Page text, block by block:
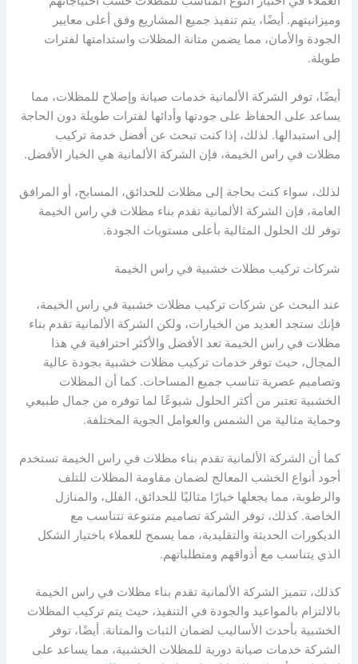
وميزانيتهم. أيضًا، يتم تنفيذ جميع المشاريع وفق أعلى معايير
الجودة والأمان، مما يضمن متانة المظلات واستدامتها لفترات
طويلة.
أيضًا، توفر الشركة الألمانية خدمات صيانة وإصلاح للمظلات، مما
يساعد على الحفاظ على جودتها وأدائها لفترات طويلة دون الحاجة
إلى استبدالها. لذلك، إذا كنت تبحث عن أفضل خدمة تركيب
مظلات في راس الخيمة، فإن الشركة الألمانية هي الخيار الأفضل.
لذلك، سواء كنت بحاجة إلى مظلات للحدائق، المسابح، أو المرافق
العامة، فإن الشركة الألمانية تقدم بناء مظلات في راس الخيمة
توفر لك الحلول المثالية بأعلى مستويات الجودة.
شركات تركيب مظلات خشبية في راس الخيمة
عند البحث عن شركات تركيب مظلات خشبية في راس الخيمة،
فإنك ستجد العديد من الخيارات، ولكن الشركة الألمانية تقدم بناء
مظلات في راس الخيمة تعد الأفضل والأكثر احترافية في هذا
المجال، حيث توفر خدمات تركيب مظلات خشبية بجودة عالية
وتصاميم عصرية تناسب جميع المساحات. كما أن المظلات
الخشبية تعتبر من أكثر الحلول شيوعًا لما توفره من جمال طبيعي
وحماية مثالية من الشمس والعوامل الجوية المختلفة.
كما أن الشركة الألمانية تقدم بناء مظلات في راس الخيمة تستخدم
أجود أنواع الخشب المعالج لضمان مقاومة المظلات للتلف
والرطوبة، مما يجعلها خيارًا مثاليًا للحدائق، الفلل، والمنازل
الخاصة. كذلك، توفر الشركة تصاميم متنوعة تتناسب مع
الديكورات الحديثة والتقليدية، مما يسمح للعملاء باختيار الشكل
الذي يتناسب مع أذواقهم ومتطلباتهم.
كذلك، تتميز الشركة الألمانية تقدم بناء مظلات في راس الخيمة
بالالتزام بالمواعيد والجودة في التنفيذ، حيث يتم تركيب المظلات
الخشبية بأحدث الأساليب لضمان الثبات والمتانة. أيضًا، توفر
الشركة خدمات صيانة دورية للمظلات الخشبية، مما يساعد على